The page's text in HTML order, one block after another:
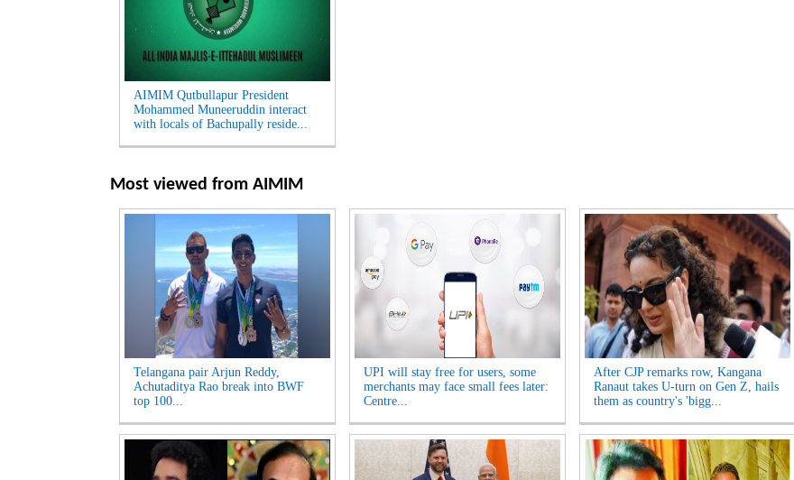
AIMIM Qutbullapur President
Mohammed Muneeruddin interact
with locals of Bachupally reside...
Most viewed from AIMIM
Telangana pair Arjun Reddy,
Achutaditya Rao break into BWF
top 100...
UPI will stay free for users, some
merchants may face small fees later:
Centre...
After CJP remarks row, Kangana
Ranaut takes U-turn on Gen Z, hails
them as country's 'bigg...